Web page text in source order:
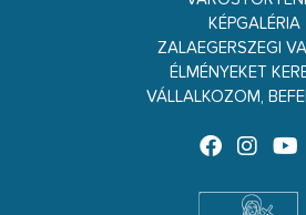
KÉPGALÉRIA
ZALAEGERSZEGI
ÉLMÉNYEKET
VÁLLALKOZOM,